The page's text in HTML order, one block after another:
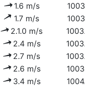
1.6 m/s
1.7 m/s
2.1.0 m/s
2.4 m/s
2.7 m/s
2.6 m/s
3.4 m/s